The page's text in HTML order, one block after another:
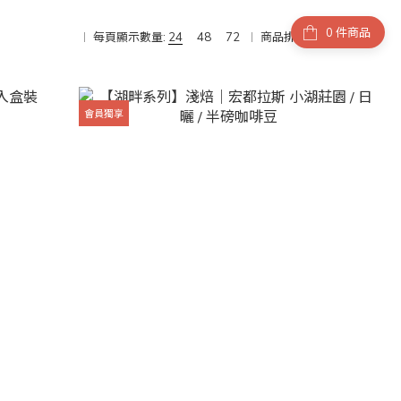
件商品
每頁顯示數量: 24 48 72 商品排序:商品排序
會員獨享